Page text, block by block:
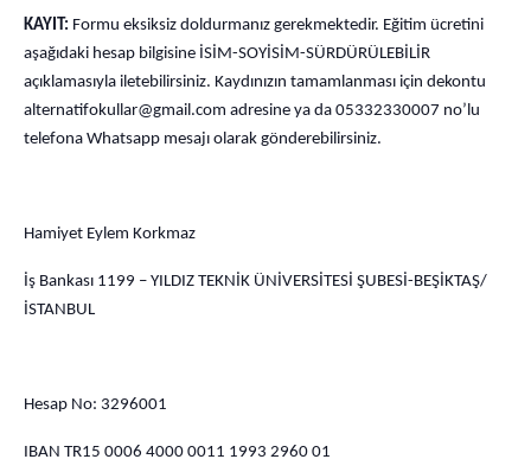
KAYIT: Formu eksiksiz doldurmanız gerekmektedir. Eğitim ücretini
aşağıdaki hesap bilgisine İSİM-SOYİSİM-SÜRDÜRÜLEBİLİR
açıklamasıyla iletebilirsiniz. Kaydınızın tamamlanması için dekontu
alternatifokullar@gmail.com adresine ya da 05332330007 no’lu
telefona Whatsapp mesajı olarak gönderebilirsiniz.
Hamiyet Eylem Korkmaz
İş Bankası 1199 – YILDIZ TEKNİK ÜNİVERSİTESİ ŞUBESİ-BEŞİKTAŞ/
İSTANBUL
Hesap No: 3296001
IBAN TR15 0006 4000 0011 1993 2960 01